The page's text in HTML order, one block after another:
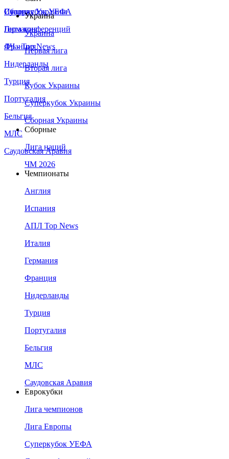
Сборная Украины
Италия
Германия
Франция
Нидерланды
Турция
Португалия
Бельгия
МЛС
Саудовская Аравия
Суперкубок УЕФА
Лига конференций
ЛЧ - Top News
Украина
Украина
Первая лига
Вторая лига
Кубок Украины
Суперкубок Украины
Сборная Украины
Сборные
Лига наций
ЧМ 2026
Чемпионаты
Англия
Испания
АПЛ Top News
Италия
Германия
Франция
Нидерланды
Турция
Португалия
Бельгия
МЛС
Саудовская Аравия
Еврокубки
Лига чемпионов
Лига Европы
Суперкубок УЕФА